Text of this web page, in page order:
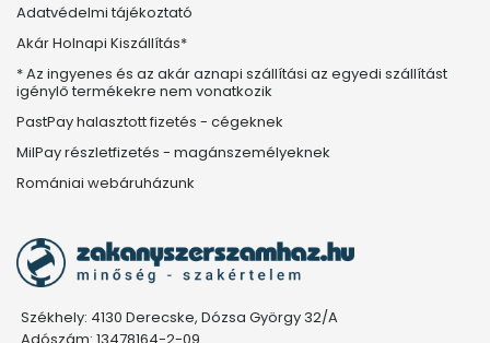
Adatvédelmi tájékoztató
Akár Holnapi Kiszállítás*
* Az ingyenes és az akár aznapi szállítási az egyedi szállítást
igénylő termékekre nem vonatkozik
PastPay halasztott fizetés - cégeknek
MilPay részletfizetés - magánszemélyeknek
Romániai webáruházunk
Székhely: 4130 Derecske, Dózsa György 32/A
Adószám: 13478164-2-09